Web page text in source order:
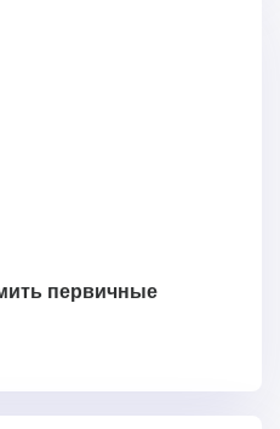
первичные